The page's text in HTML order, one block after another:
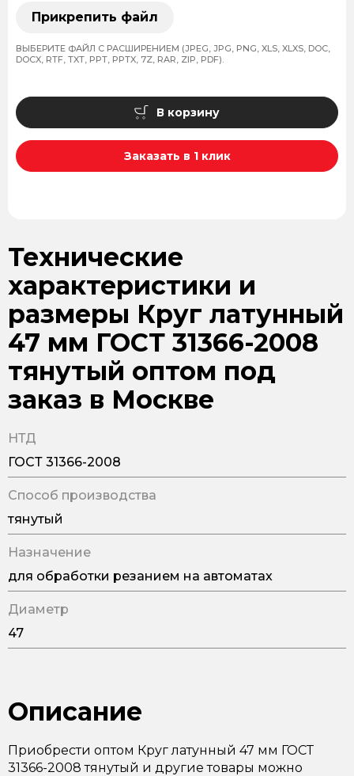
Прикрепить файл
ВЫБЕРИТЕ ФАЙЛ С РАСШИРЕНИЕМ (JPEG, JPG, PNG, XLS, XLXS, DOC,
DOCX, RTF, TXT, PPT, PPTX, 7Z, RAR, ZIP, PDF).
В корзину
Заказать в 1 клик
Технические
характеристики и
размеры Круг латунный
47 мм ГОСТ 31366-2008
тянутый оптом под
заказ в Москве
НТД
ГОСТ 31366-2008
Способ производства
тянутый
Назначение
для обработки резанием на автоматах
Диаметр
47
Описание
Приобрести оптом Круг латунный 47 мм ГОСТ
31366-2008 тянутый и другие товары можно